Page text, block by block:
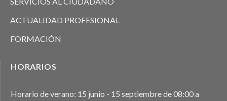
ACTUALIDAD PROFESIONAL
FORMACIÓN
HORARIOS
Horario de verano: 15 junio - 15 septiembre de 08:00 a